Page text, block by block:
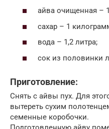
айва очищенная –
сахар – 1
вода – 1,2 литра;
сок из половинки
Приготовление:
Снять с айвы пух. Для
вытереть сухим
семенные коробочки.